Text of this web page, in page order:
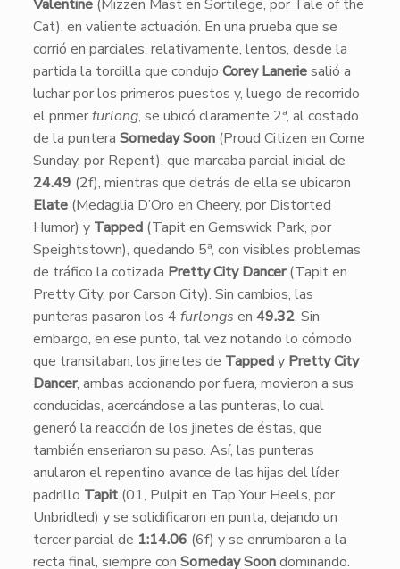
Valentine(Mizzen Mast en Sortilege, por Tale of the
Cat), en valiente actuación. En una prueba que se
corrió en parciales, relativamente, lentos, desde la
partida la tordilla que condujo Corey Laneriesalió a
luchar por los primeros puestos y, luego de recorrido
el primerfurlong, se ubicó claramente 2ª, al costado
de la puntera Someday Soon(Proud Citizen en Come
Sunday, por Repent), que marcaba parcial inicial de
24.49 (2f), mientras que detrás de ella se ubicaron
Elate(Medaglia D’Oro en Cheery, por Distorted
Humor) y Tapped(Tapit en Gemswick Park, por
Speightstown), quedando 5ª, con visibles problemas
de tráfico la cotizada Pretty City Dancer(Tapit en
Pretty City, por Carson City). Sin cambios, las
punteras pasaron los 4 furlongs en 49.32. Sin
embargo, en ese punto, tal vez notando lo cómodo
que transitaban, los jinetes de Tappedy Pretty City
Dancer, ambas accionando por fuera, movieron a sus
conducidas, acercándose a las punteras, lo cual
generó la reacción de los jinetes de éstas, que
también enseriaron su paso. Así, las punteras
anularon el repentino avance de las hijas del líder
padrillo Tapit(01, Pulpit en Tap Your Heels, por
Unbridled) y se solidificaron en punta, dejando un
tercer parcial de 1:14.06 (6f) y se enrumbaron a la
recta final, siempre con Someday Soondominando.